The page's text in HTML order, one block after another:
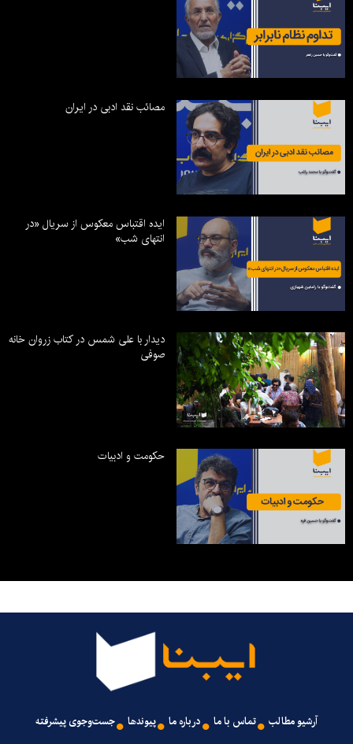
مصائب نقد ادبی در ایران
ایده اقتباس معکوس از سریال «در
انتهای شب»
دیدار با علی شمس در کتاب زروان خانه
صوفی
حکومت و ادبیات
آرشیو مطالب تماس با ما درباره ما پیوندها جست‌وجوی پیشرفته